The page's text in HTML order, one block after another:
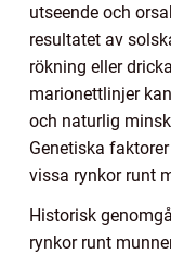
utseende och
resultatet av
rökning eller
marionettlinjer
och naturlig
Genetiska
vissa rynkor runt
Historisk
rynkor runt